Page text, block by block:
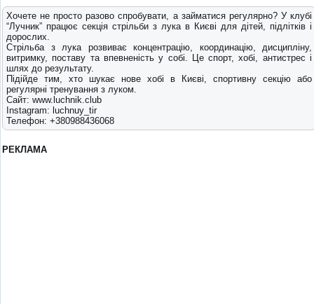
Хочете не просто разово спробувати, а займатися регулярно? У клубі
“Лучник” працює секція стрільби з лука в Києві для дітей, підлітків і
дорослих.
Стрільба з лука розвиває концентрацію, координацію, дисципліну,
витримку, поставу та впевненість у собі. Це спорт, хобі, антистрес і
шлях до результату.
Підійде тим, хто шукає нове хобі в Києві, спортивну секцію або
регулярні тренування з луком.
Сайт: www.luchnik.club
Instagram: luchnuy_tir
Телефон: +380988436068
РЕКЛАМА